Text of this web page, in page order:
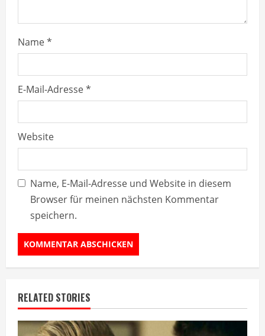
g
Name*
E-Mail-Adresse*
Website
Name, E-Mail-Adresse und Website in diesem
Browser für meinen nächsten Kommentar
speichern.
RELATED STORIES